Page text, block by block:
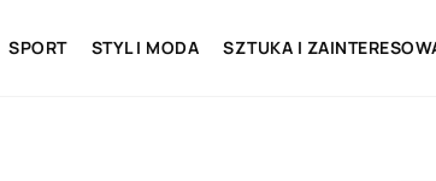
SPORT STYL I MODA SZTUKA I